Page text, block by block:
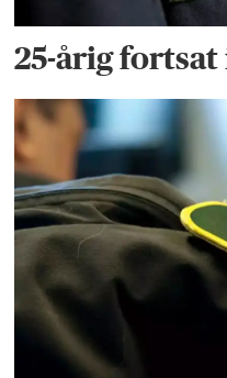
25-årig